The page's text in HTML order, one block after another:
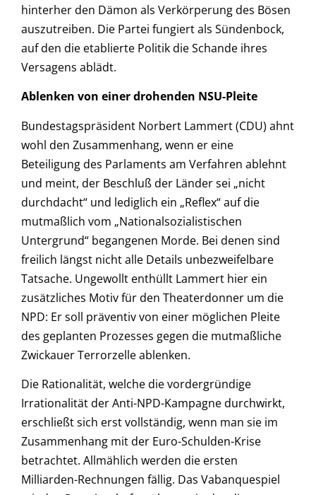
hinterher den Dämon als Verkörperung des Bösen
auszutreiben. Die Partei fungiert als Sündenbock,
auf den die etablierte Politik die Schande ihres
Versagens ablädt.
Ablenken von einer drohenden NSU-Pleite
Bundestagspräsident Norbert Lammert (CDU) ahnt
wohl den Zusammenhang, wenn er eine
Beteiligung des Parlaments am Verfahren ablehnt
und meint, der Beschluß der Länder sei „nicht
durchdacht“ und lediglich ein „Reflex“ auf die
mutmaßlich vom „Nationalsozialistischen
Untergrund“ begangenen Morde. Bei denen sind
freilich längst nicht alle Details unbezweifelbare
Tatsache. Ungewollt enthüllt Lammert hier ein
zusätzliches Motiv für den Theaterdonner um die
NPD: Er soll präventiv von einer möglichen Pleite
des geplanten Prozesses gegen die mutmaßliche
Zwickauer Terrorzelle ablenken.
Die Rationalität, welche die vordergründige
Irrationalität der Anti-NPD-Kampagne durchwirkt,
erschließt sich erst vollständig, wenn man sie im
Zusammenhang mit der Euro-Schulden-Krise
betrachtet. Allmählich werden die ersten
Milliarden-Rechnungen fällig. Das Vabanquespiel